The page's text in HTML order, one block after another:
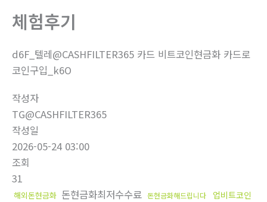
체험후기
d6F_텔레@CASHFILTER365 카드 비트코인현금화 카드로
코인구입_k6O
작성자
TG@CASHFILTER365
작성일
2026-05-24 03:00
조회
31
해외돈현금화 돈현금화최저수수료 돈현금화해드립니다
업비트코인